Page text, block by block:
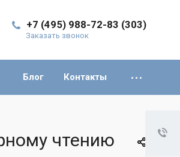
+7 (495) 988-72-83 (303)
Заказать звонок
Блог Контакты
чтению